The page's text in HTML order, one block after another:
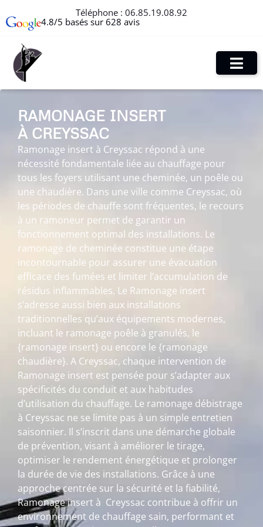
Téléphone : 06.85.19.08.92
4.8/5 basés sur 628 avis
RAMONAGE INSERT
À CREYSSAC
Ramonage insert à Creyssac répond à une
nécessité fondamentale liée au chauffage pour
tous les foyers utilisant une cheminée, un poêle ou
une chaudière. Dans une ville comme Creyssac, où
les périodes de chauffe sont fréquentes, le recours
à un ramoneur permet de garantir un
fonctionnement optimal des installations. Le
ramonage de cheminée constitue une étape
incontournable pour assurer une évacuation
efficace des fumées et limiter l’accumulation de
résidus inflammables. Le Ramonage insert
s’adresse aussi bien aux installations
traditionnelles qu’aux équipements modernes,
incluant le ramonage poêle à granulés, le
{ramonage insert} ou encore le {ramonage
chaudière}. A Creyssac, chaque intervention de
Ramonage insert est pensée pour s’adapter aux
spécificités du conduit et aux habitudes
d’utilisation du chauffage. Le ramonage débistrage
à Creyssac ne se limite pas à un simple entretien
saisonnier. Il s’inscrit dans une démarche globale
de prévention, visant à améliorer le tirage,
optimiser le rendement énergétique et prolonger
la durée de vie des installations. Grâce à une
approche centrée sur la sécurité et la fiabilité,
Ramonage insert à Creyssac contribue à offrir un
environnement de chauffage sain, performant et